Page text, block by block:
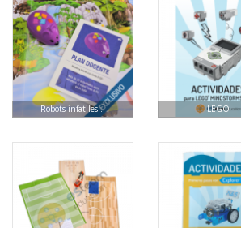
Robots infatiles... LEGO